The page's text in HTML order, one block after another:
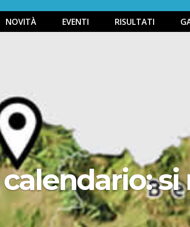
NOVITÀ EVENTI RISULTATI
si